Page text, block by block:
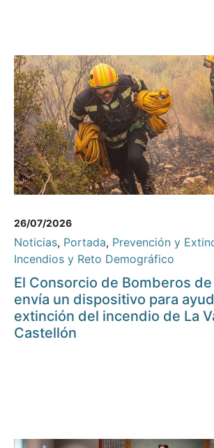
26/07/2026
Noticias, Portada, Prevención y
Incendios y Reto Demográfico
El Consorcio de Bomberos
envía un dispositivo para
extinción del incendio de La
Castellón